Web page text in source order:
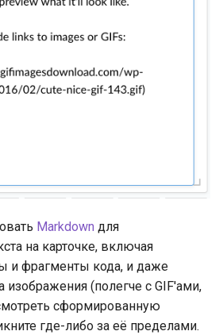
Markdown для
на карточке, включая
и фрагменты кода, и даже
изображения (полегче с GIF'ами,
сформированную
где-либо за её пределами.